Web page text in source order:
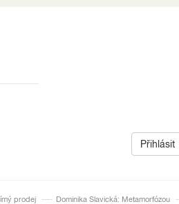
Přihlásit
prodej Dominika Slavická: Metamorfózou